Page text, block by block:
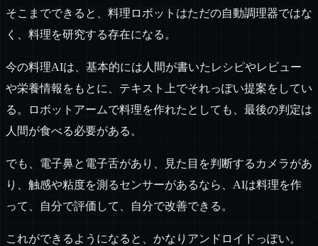
そこまでできると、料理ロボットはただの自動調理器ではな
く、料理を研究する存在になる。
今の料理AIは、基本的には人間が書いたレシピやレビュー
や栄養情報をもとに、テキスト上でそれっぽい提案をしてい
る。ロボットアームで料理を作れたとしても、最後の判定は
人間が食べる必要がある。
でも、電子鼻と電子舌があり、見た目を判断するカメラがあ
り、触感や粘度を測るセンサーがあるなら、AIは料理を作
って、自分で評価して、自分で改善できる。
これができるようになると、かなりアンドロイドっぽい。